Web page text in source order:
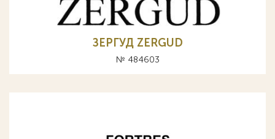
ЗЕРГУД ZERGUD
№ 484603